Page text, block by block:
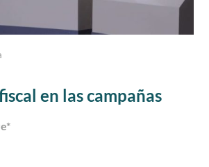
en las campañas
*